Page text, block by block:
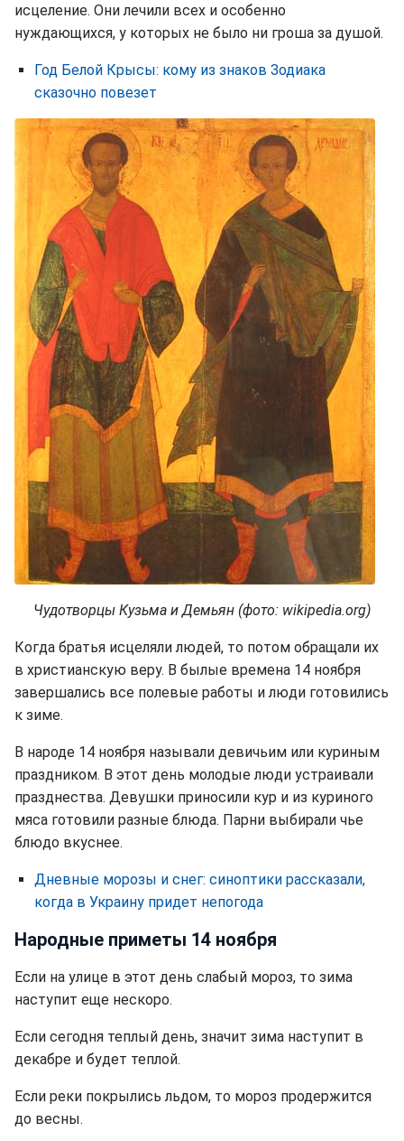
исцеление. Они лечили всех и особенно
нуждающихся, у которых не было ни гроша за душой.
Год Белой Крысы: кому из знаков Зодиака
сказочно повезет
Чудотворцы Кузьма и Демьян (фото: wikipedia.org)
Когда братья исцеляли людей, то потом обращали их
в христианскую веру. В былые времена 14 ноября
завершались все полевые работы и люди готовились
к зиме.
В народе 14 ноября называли девичьим или куриным
праздником. В этот день молодые люди устраивали
празднества. Девушки приносили кур и из куриного
мяса готовили разные блюда. Парни выбирали чье
блюдо вкуснее.
Дневные морозы и снег: синоптики рассказали,
когда в Украину придет непогода
Народные приметы 14 ноября
Если на улице в этот день слабый мороз, то зима
наступит еще нескоро.
Если сегодня теплый день, значит зима наступит в
декабре и будет теплой.
Если реки покрылись льдом, то мороз продержится
до весны.